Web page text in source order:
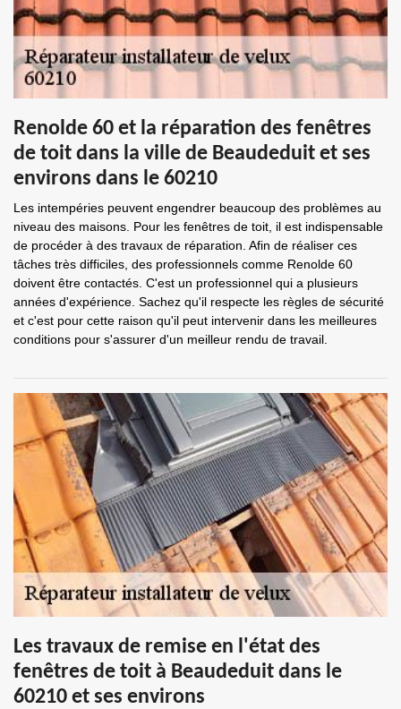
Renolde 60 et la réparation des fenêtres
de toit dans la ville de Beaudeduit et ses
environs dans le 60210
Les intempéries peuvent engendrer beaucoup des problèmes au
niveau des maisons. Pour les fenêtres de toit, il est indispensable
de procéder à des travaux de réparation. Afin de réaliser ces
tâches très difficiles, des professionnels comme Renolde 60
doivent être contactés. C'est un professionnel qui a plusieurs
années d'expérience. Sachez qu'il respecte les règles de sécurité
et c'est pour cette raison qu'il peut intervenir dans les meilleures
conditions pour s'assurer d'un meilleur rendu de travail.
Les travaux de remise en l'état des
fenêtres de toit à Beaudeduit dans le
60210 et ses environs